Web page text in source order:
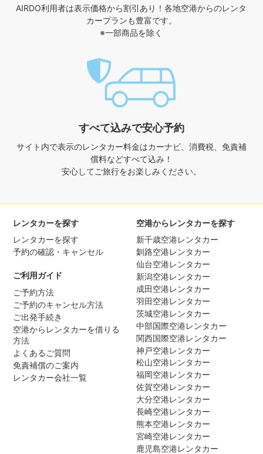
AIRDO利用者は表示価格から割引あり！各地空港からのレンタ
カープランも豊富です。
※一部商品を除く
すべて込みで安心予約
サイト内で表示のレンタカー料金はカーナビ、消費税、免責補
償料などすべて込み！
安心してご旅行をお楽しみください。
レンタカーを探す
レンタカーを探す
予約の確認・キャンセル
ご利用ガイド
ご予約方法
ご予約のキャンセル方法
ご出発手続き
空港からレンタカーを借りる
方法
よくあるご質問
免責補償のご案内
レンタカー会社一覧
空港からレンタカーを探す
新千歳空港レンタカー
釧路空港レンタカー
仙台空港レンタカー
新潟空港レンタカー
成田空港レンタカー
羽田空港レンタカー
茨城空港レンタカー
中部国際空港レンタカー
関西国際空港レンタカー
神戸空港レンタカー
松山空港レンタカー
福岡空港レンタカー
佐賀空港レンタカー
大分空港レンタカー
長崎空港レンタカー
熊本空港レンタカー
宮崎空港レンタカー
鹿児島空港レンタカー